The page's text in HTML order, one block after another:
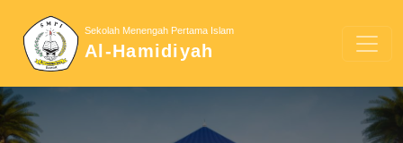
Sekolah Menengah Pertama Islam
Al-Hamidiyah